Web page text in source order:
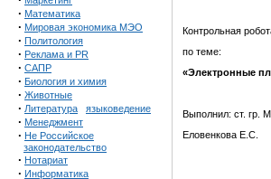
· Математика
· Мировая экономика МЭО
· Политология
· Реклама и PR
· САПР
· Биология и химия
· Животные
· Литература языковедение
· Менеджмент
· Не Российское
законодательство
· Нотариат
· Информатика
Контрольная
по теме:
«Электронные
Выполнил: ст. гр.
Еловенкова Е.С.